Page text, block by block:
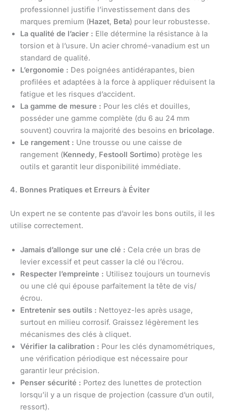
professionnel justifie l’investissement dans des
marques premium (Hazet, Beta) pour leur robustesse.
La qualité de l’acier : Elle détermine la résistance à la
torsion et à l’usure. Un acier chromé-vanadium est un
standard de qualité.
L’ergonomie : Des poignées antidérapantes, bien
profilées et adaptées à la force à appliquer réduisent la
fatigue et les risques d’accident.
La gamme de mesure : Pour les clés et douilles,
posséder une gamme complète (du 6 au 24 mm
souvent) couvrira la majorité des besoins en bricolage.
Le rangement : Une trousse ou une caisse de
rangement (Kennedy, Festooll Sortimo) protège les
outils et garantit leur disponibilité immédiate.
4. Bonnes Pratiques et Erreurs à Éviter
Un expert ne se contente pas d’avoir les bons outils, il les
utilise correctement.
Jamais d’allonge sur une clé : Cela crée un bras de
levier excessif et peut casser la clé ou l’écrou.
Respecter l’empreinte : Utilisez toujours un tournevis
ou une clé qui épouse parfaitement la tête de vis/
écrou.
Entretenir ses outils : Nettoyez-les après usage,
surtout en milieu corrosif. Graissez légèrement les
mécanismes des clés à cliquet.
Vérifier la calibration : Pour les clés dynamométriques,
une vérification périodique est nécessaire pour
garantir leur précision.
Penser sécurité : Portez des lunettes de protection
lorsqu’il y a un risque de projection (cassure d’un outil,
ressort).